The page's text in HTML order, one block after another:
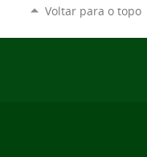
Voltar para o topo